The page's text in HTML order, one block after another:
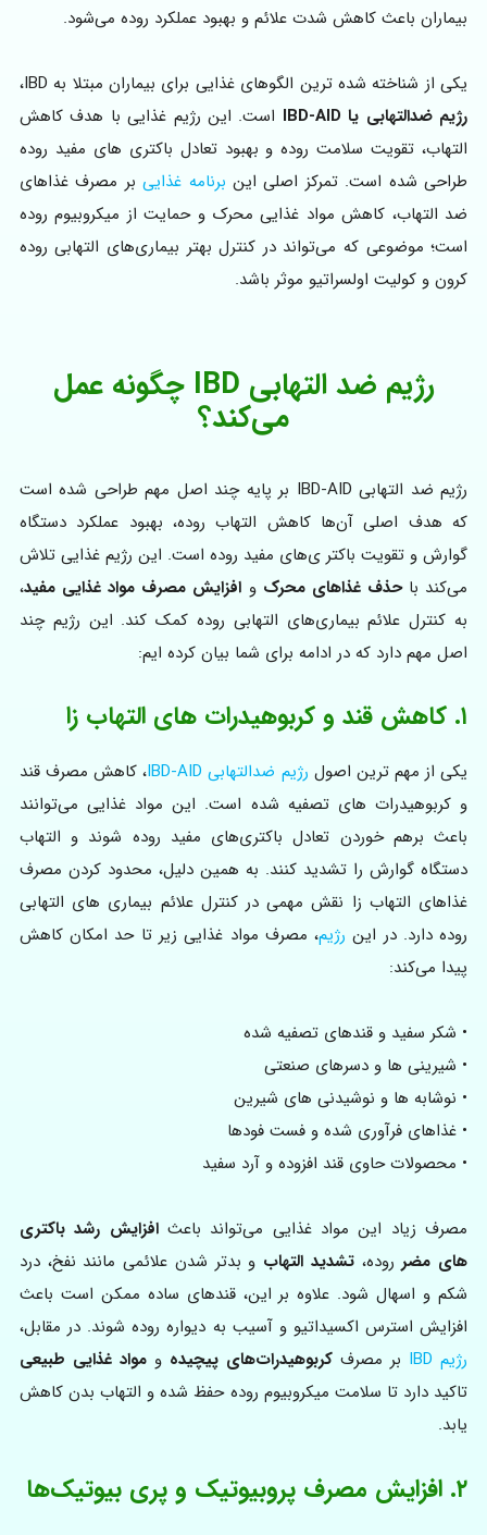
بیماران باعث کاهش شدت علائم و بهبود عملکرد روده می‌شود.
یکی از شناخته‌ شده‌ ترین الگوهای غذایی برای بیماران مبتلا به IBD،
رژیم ضدالتهابی یا IBD-AID
است. این رژیم غذایی با هدف کاهش
التهاب، تقویت سلامت روده و بهبود تعادل باکتری‌ های مفید روده
طراحی شده است. تمرکز اصلی این برنامه غذاییبر مصرف غذاهای
ضد التهاب، کاهش مواد غذایی محرک و حمایت از میکروبیوم روده
است؛ موضوعی که می‌تواند در کنترل بهتر بیماری‌های التهابی روده
کرون و کولیت اولسراتیو موثر باشد.
رژیم ضد التهابی IBD چگونه عمل
می‌کند؟
رژیم ضد التهابی IBD-AID بر پایه چند اصل مهم طراحی شده است
که هدف اصلی آن‌ها کاهش التهاب روده، بهبود عملکرد دستگاه
گوارش و تقویت باکتر ی‌های مفید روده است. این رژیم غذایی تلاش
می‌کند باحذف غذاهای محرک و افزایش مصرف مواد غذایی مفید،
به کنترل علائم بیماری‌های التهابی روده کمک کند. این رژیم چند
اصل مهم دارد که در ادامه برای شما بیان کرده ایم:
۱. کاهش قند و کربوهیدرات‌ های التهاب زا
یکی از مهم‌ ترین اصول رژیم ضدالتهابی IBD-AID
، کاهش مصرف قند
و کربوهیدرات‌ های تصفیه‌ شده است. این مواد غذایی می‌توانند
باعث برهم خوردن تعادل باکتری‌های مفید روده شوند و التهاب
دستگاه گوارش را تشدید کنند. به همین دلیل، محدود کردن مصرف
غذاهای التهاب‌ زا نقش مهمی در کنترل علائم بیماری‌ های التهابی
روده دارد. در این رژیم، مصرف مواد غذایی زیر تا حد امکان کاهش
پیدا می‌کند:
• شکر سفید و قندهای تصفیه‌ شده
• شیرینی‌ ها و دسرهای صنعتی
• نوشابه‌ ها و نوشیدنی‌ های شیرین
• غذاهای فرآوری‌ شده و فست‌ فودها
• محصولات حاوی قند افزوده و آرد سفید
مصرف زیاد این مواد غذایی می‌تواند باعثافزایش رشد باکتری‌
های مضرروده،تشدید التهاب و بدتر شدن علائمی مانند نفخ، درد
شکم و اسهال شود. علاوه بر این، قندهای ساده ممکن است باعث
افزایش استرس اکسیداتیو و آسیب به دیواره روده شوند. در مقابل،
رژیم IBD
بر مصرف کربوهیدرات‌های پیچیدهومواد غذایی طبیعی
تاکید دارد تا سلامت میکروبیوم روده حفظ شده و التهاب بدن کاهش
یابد.
۲. افزایش مصرف پروبیوتیک‌ و پری‌ بیوتیک‌ها